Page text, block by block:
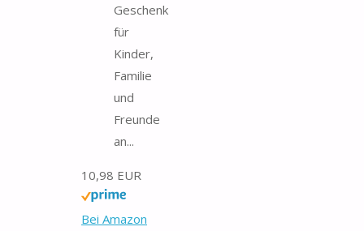
Geschenk
für
Kinder,
Familie
und
Freunde
an...
10,98 EUR
Bei Amazon